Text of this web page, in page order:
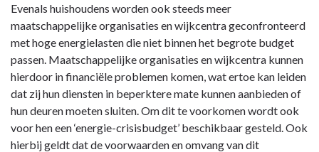
Evenals huishoudens worden ook steeds meer
maatschappelijke organisaties en wijkcentra geconfronteerd
met hoge energielasten die niet binnen het begrote budget
passen. Maatschappelijke organisaties en wijkcentra kunnen
hierdoor in financiële problemen komen, wat ertoe kan leiden
dat zij hun diensten in beperktere mate kunnen aanbieden of
hun deuren moeten sluiten. Om dit te voorkomen wordt ook
voor hen een ‘energie-crisisbudget’ beschikbaar gesteld. Ook
hierbij geldt dat de voorwaarden en omvang van dit